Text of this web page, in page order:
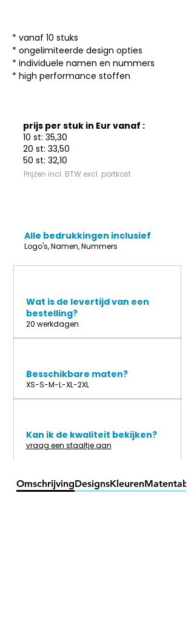
* vanaf 10 stuks
* ongelimiteerde design opties
* individuele namen en nummers
* high performance stoffen
prijs per stuk in Eur vanaf :
10 st: 35,30
20 st: 33,50
50 st: 32,10
Prijzen incl. BTW excl. portkost
Alle bedrukkingen inclusief
Logo's, Namen, Nummers
Wat is de levertijd van een
bestelling?
20 werkdagen
Besschikbare maten?
XS-S-M-L-XL-2XL
Kan ik de kwaliteit bekijken?
vraag een staaltje aan
OmschrijvingDesignsKleurenMatentabel